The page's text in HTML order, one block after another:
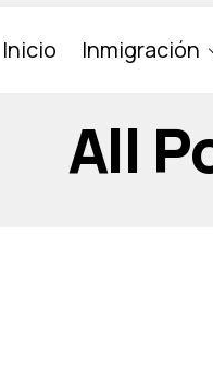
Inicio Inmigración
All